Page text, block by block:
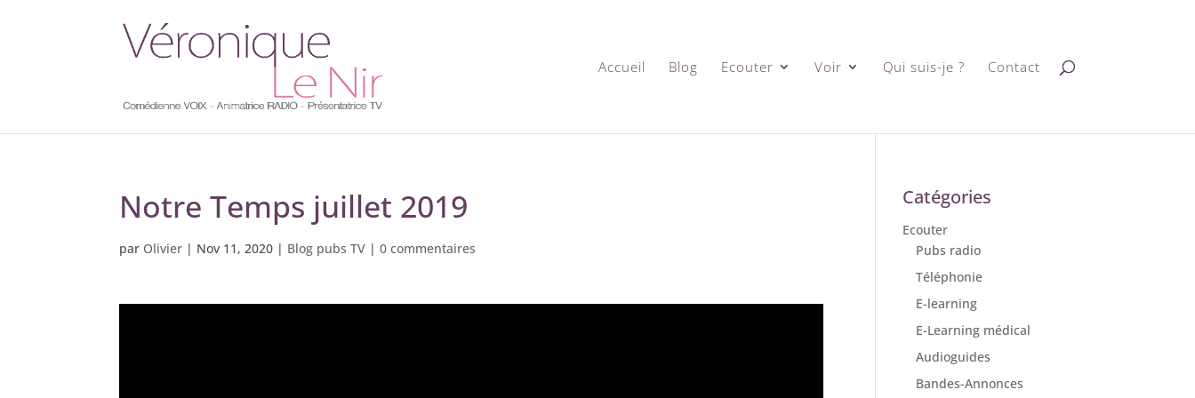
Accueil Blog Ecouter Voir Qui suis-je ? Contact
Notre Temps juillet 2019
par Olivier | Nov 11, 2020 | Blog pubs TV |0 commentaires
Catégories
Ecouter
Pubs radio
Téléphonie
E-learning
E-Learning médical
Audioguides
Bandes-Annonces